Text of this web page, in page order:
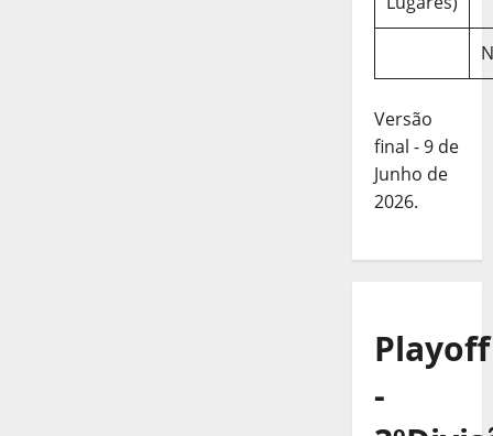
Versão
final - 9 de
Junho de
2026.
Playoff
-